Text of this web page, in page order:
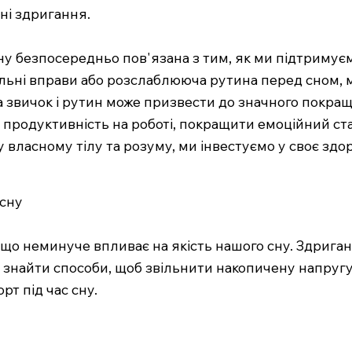
здригання.
безпосередньо пов'язана з тим, як ми
вправи або розслаблююча рутина перед сном,
і рутин може призвести до значного
на роботі, покращити емоційний
тілу та розуму, ми інвестуємо у своє
неминуче впливає на якість нашого сну.
способи, щоб звільнити накопичену
під час сну.